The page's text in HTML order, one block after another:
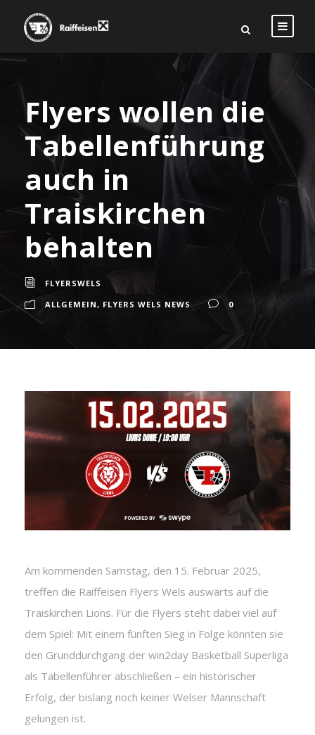
Flyers wollen die
Tabellenführung
auch in
Traiskirchen
behalten
FLYERSWELS
ALLGEMEIN, FLYERS WELS NEWS 0
Am kommenden Samstag, den 15. Februar 2025,
treffen die Raiffeisen Flyers Wels auswärts auf die
Traiskirchen Lions. Für die Flyers steht dabei viel auf
dem Spiel: Mit einem fünften Sieg in Folge könnten sie
den Grunddurchgang der win2day Basketball Superliga
als Tabellenführer abschließen – ein historischer
Erfolg, der bislang noch keiner Welser Mannschaft
gelungen ist.